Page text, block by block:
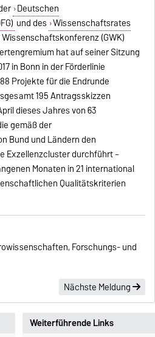
Deutschen
und des Wissenschaftsrates
(GWK)
hat auf seiner Sitzung
in Bonn in der Förderlinie
Projekte für die Endrunde
195 Antragsskizzen
dieses Jahres von 63
gemäß der
Bund und Ländern den
Exzellenzcluster durchführt –
Monaten in 21 international
Qualitätskriterien
Forschungs- und
Nächste Meldung
Weiterführende Links